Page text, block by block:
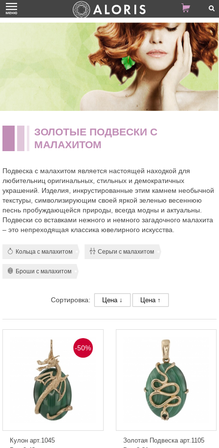
ЗОЛОТЫЕ ПОДВЕСКИ С
МАЛАХИТОМ
Подвеска с малахитом является настоящей находкой для
любительниц оригинальных, стильных и демократичных
украшений. Изделия, инкрустированные этим камнем необычной
текстуры, символизирующим своей яркой зеленью весеннюю
песнь пробуждающейся природы, всегда модны и актуальны.
Подвески со вставками нежного и немного загадочного малахита
– это непреходящая классика ювелирного искусства.
Кольца с малахитом Серьги с малахитом
Броши с малахитом
Сортировка: Цена ↓ Цена ↑
-50%
Кулон арт.1045
Золотая Подвеска арт.1105